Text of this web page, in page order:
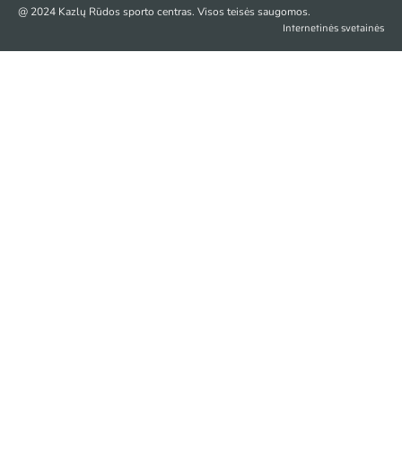
@ 2024 Kazlų Rūdos sporto centras. Visos teisės saugomos.
Internetinės svetainės